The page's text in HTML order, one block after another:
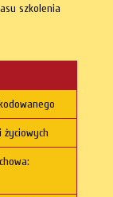
szkolenia